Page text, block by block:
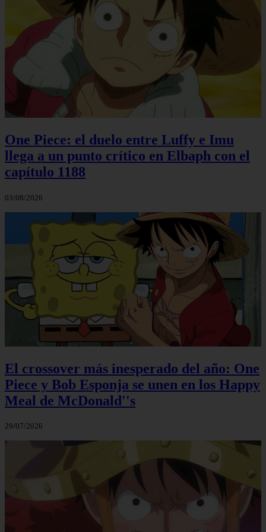
One Piece: el duelo entre Luffy e Imu
llega a un punto crítico en Elbaph con el
capítulo 1188
03/08/2026
El crossover más inesperado del año: One
Piece y Bob Esponja se unen en los Happy
Meal de McDonald''s
29/07/2026